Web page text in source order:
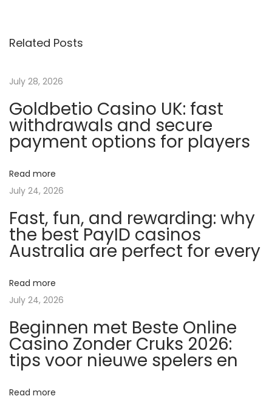
C
s
n
o
2
2
6
:
J
a
u
z
s
k
a
Related Posts
July 28, 2026
Goldbetio Casino UK: fast
withdrawals and secure
payment options for players
Read more
July 24, 2026
Fast, fun, and rewarding: why
the best PayID casinos
Australia are perfect for every
Read more
July 24, 2026
Beginnen met Beste Online
Casino Zonder Cruks 2026:
tips voor nieuwe spelers en
Read more